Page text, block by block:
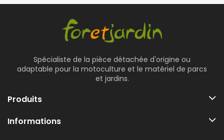
Spécialiste de la pièce détachée d'origine ou
adaptable pour la motoculture et le matériel de parcs
et jardins.
Produits
Informations